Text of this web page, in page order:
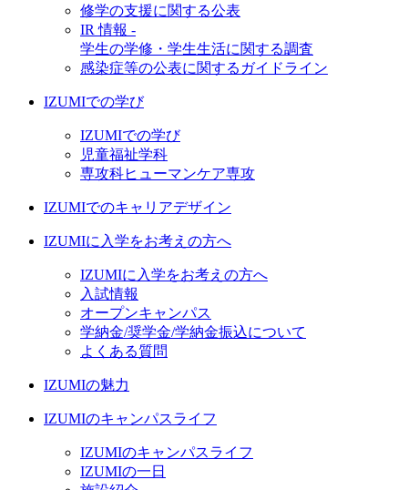
修学の支援に関する公表
IR 情報 -
学生の学修・学生生活に関する調査
感染症等の公表に関するガイドライン
IZUMIでの学び
IZUMIでの学び
児童福祉学科
専攻科ヒューマンケア専攻
IZUMIでのキャリアデザイン
IZUMIに入学をお考えの方へ
IZUMIに入学をお考えの方へ
入試情報
オープンキャンパス
学納金/奨学金/学納金振込について
よくある質問
IZUMIの魅力
IZUMIのキャンパスライフ
IZUMIのキャンパスライフ
IZUMIの一日